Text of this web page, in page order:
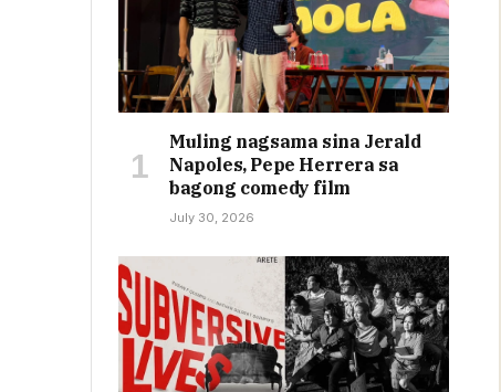
Muling nagsama sina Jerald
Napoles, Pepe Herrera sa
bagong comedy film
July 30, 2026